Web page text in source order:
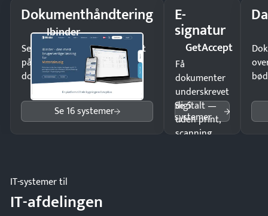
Dokumenthåndtering
Ibinder
Send kontrakter til underskrift
på minutter og mist ingen
dokumenter.
Se 16 systemer
E-
signatur
GetAccept
Få
dokumenter
underskrevet
digitalt —
uden print,
scanning
Se 5
systemer
IT-systemer til
IT-afdelingen